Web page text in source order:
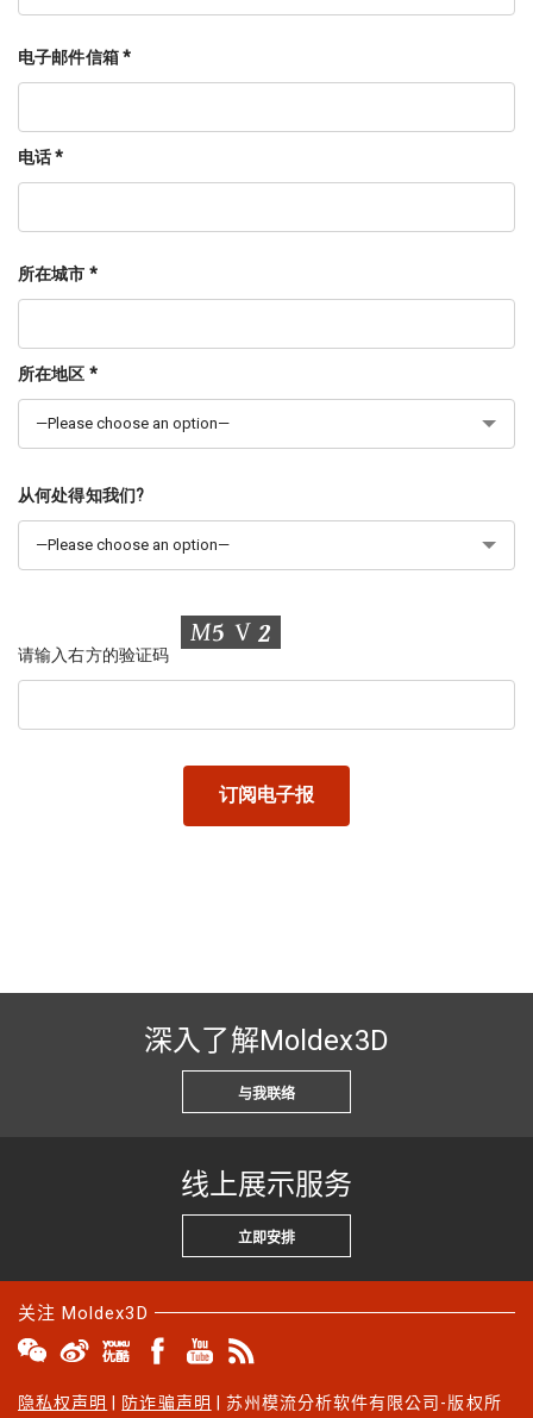
电子邮件信箱 *
电话 *
所在城市 *
所在地区 *
从何处得知我们?
请输入右方的验证码
深入了解Moldex3D
与我联络
线上展示服务
立即安排
关注 Moldex3D
隐私权声明 防诈骗声明
| 苏州模流分析软件有限公司-版权所